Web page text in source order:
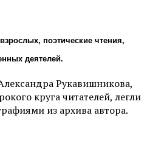
поэтические чтения,
деятелей.
Рукавишникова,
круга читателей, легли
из архива автора.